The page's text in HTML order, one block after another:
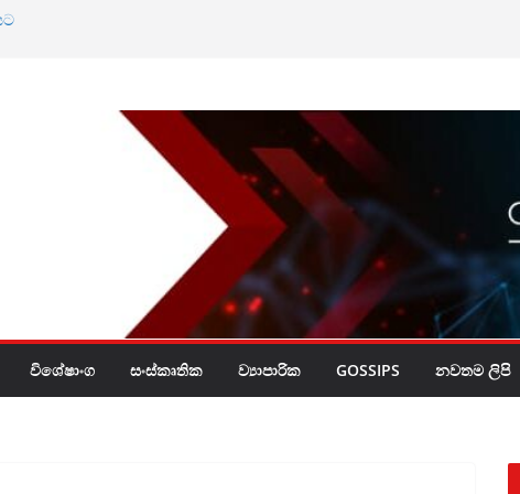
විශේෂාංග සංස්කෘතික ව්‍යාපාරික GOSSIPS නවතම ලිපි